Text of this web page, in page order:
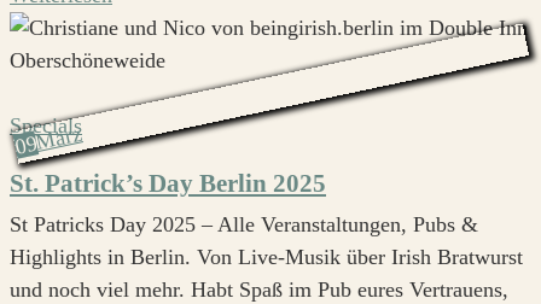
09März
Specials
St. Patrick’s Day Berlin 2025
St Patricks Day 2025 – Alle Veranstaltungen, Pubs &
Highlights in Berlin. Von Live-Musik über Irish Bratwurst
und noch viel mehr. Habt Spaß im Pub eures Vertrauens,